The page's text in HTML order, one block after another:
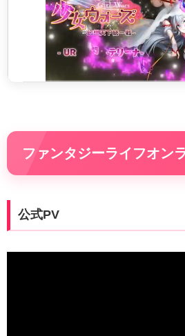
ファンタジーライフオン
公式PV